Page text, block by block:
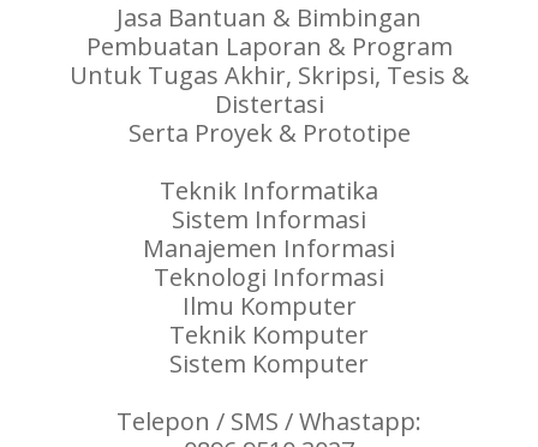
Jasa Bantuan & Bimbingan
Pembuatan Laporan & Program
Untuk Tugas Akhir, Skripsi, Tesis &
Distertasi
Serta Proyek & Prototipe
Teknik Informatika
Sistem Informasi
Manajemen Informasi
Teknologi Informasi
Ilmu Komputer
Teknik Komputer
Sistem Komputer
Telepon / SMS / Whastapp: